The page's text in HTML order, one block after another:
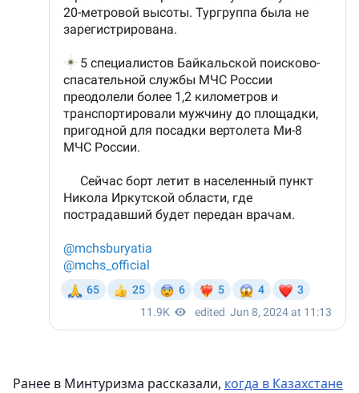
Ранее в Минтуризма рассказали, когда в Казахстане